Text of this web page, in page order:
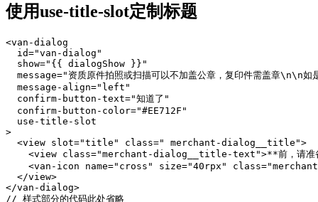
使用use-title-slot定制标题
<van-dialog
  id="van-dialog"
  show="{{ dialogShow }}"
message="资质原件拍照或扫描可以不加盖公章，复印件需盖章\n\n如
  message-align="left"
  confirm-button-text="知道了"
  confirm-button-color="#EE712F"
  use-title-slot
>
  <view slot="title" class=" merchant-dialog__title">
<view class="merchant-dialog__title-text">**前，请准
<van-icon name="cross" size="40rpx"
  </view>
</van-dialog>
// 样式部分的代码此处省略